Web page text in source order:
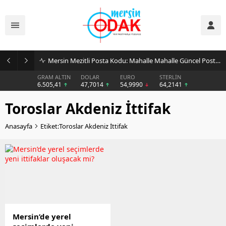
Mersin Mezitli Posta Kodu: Mahalle Mahalle Güncel Posta Kodu Rehberi
GRAM ALTIN
6.505,41
DOLAR
47,7014
EURO
54,9990
STERLİN
64,2141
Toroslar Akdeniz İttifak
Anasayfa Etiket:Toroslar Akdeniz İttifak
Mersin’de yerel